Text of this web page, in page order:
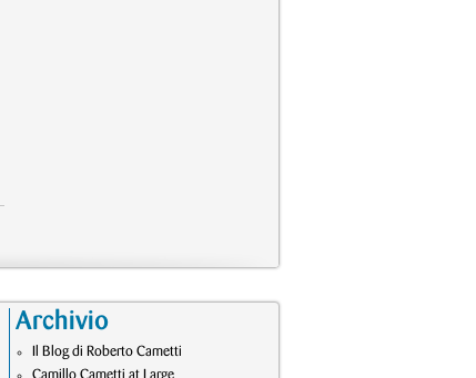
Archivio
Il Blog di Roberto Cametti
Camillo Cametti at Large